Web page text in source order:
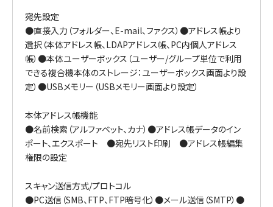
宛先設定
●直接入力（フォルダー、E-mail、ファクス）●アドレス帳より
選択（本体アドレス帳、LDAPアドレス帳、PC内個人アドレス
帳）●本体ユーザーボックス（ユーザー/グループ単位で利用
できる複合機本体のストレージ：ユーザーボックス画面より設
定）●USBメモリー（USBメモリー画面より設定）
本体アドレス帳機能
●名前検索（アルファベット、カナ）●アドレス帳データのイン
ポート、エクスポート ●宛先リスト印刷 ●アドレス帳編集
権限の設定
スキャン送信方式/プロトコル
●PC送信（SMB、FTP、FTP暗号化）●メール送信（SMTP）●